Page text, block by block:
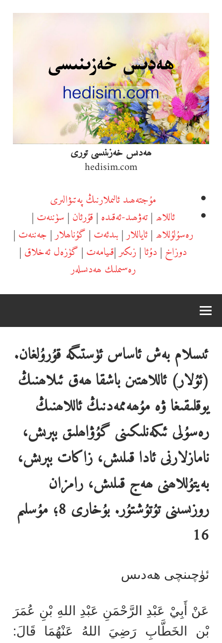
Skip
content
ھەدىس خەزىنىسى تورى
hedisim.com
مۇجتەھىد ئالىملارنىڭ پەتىۋالىرى
ئاللاھ|تەۋھىد-ئەقىدە|قۇرئان|سۈننەت|
رەسۇلۇللاھ|ئاياللار|بىدئەت|گۇناھلار|جەننەت|
دوزاخ|دۇئا|زىكىر|قىيامەت|گۈزەل ئەخلاق|
رەسىملىك ھەدىسلەر
ئىسلام بەش ئاساس ئۈستىگە قۇرۇلغان.
(ئۇلار) ئاللاھتىن باشقا ھەق ئىلاھنىڭ
يوقلىقىغا ۋە مۇھەممەدنىڭ ئاللاھنىڭ
رەسۇلى ئىكەنلىكىنى گۇۋاھلىق بېرىش،
نامازلارنى ئادا قىلىش، زاكات بېرىش،
بەيتۇللاھنى ھەج قىلىش، رامزان
روزىسىنى تۇتۇشتۇر. بۇخارى 8؛ مۇسلىم
16
ئۈچىنچى ھەدىس
عَنْ أَبِيْ عَبْدِ الرَّحْمَنِ عَبْدِ اللهِ بْنِ عُمَرَ
بْن الخَطَّابِ رَضِيَ اللهُ عَنْهُمَا قَالَ: